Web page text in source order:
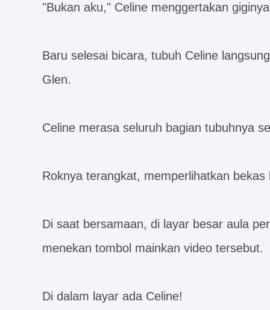
"Bukan aku," Celine menggertakan
Baru selesai bicara, tubuh Celine
Glen.
Celine merasa seluruh bagian tubuhnya
Roknya terangkat, memperlihatkan
Di saat bersamaan, di layar besar aula
menekan tombol mainkan video tersebut.
Di dalam layar ada Celine!